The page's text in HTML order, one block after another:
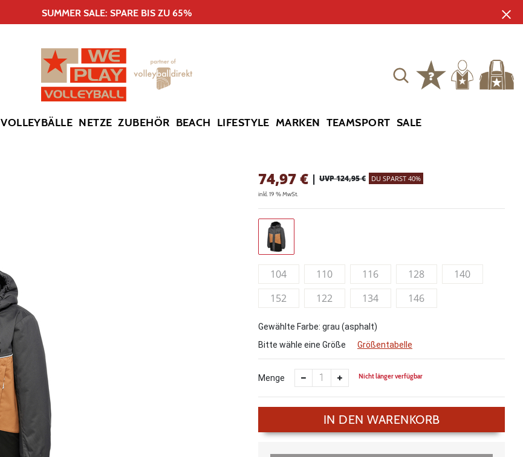
SUMMER SALE: SPARE BIS ZU 65%
VOLLEYBÄLLE NETZE ZUBEHÖR BEACH LIFESTYLE MARKEN TEAMSPORT SALE
74,97€ | UVP 124,95 € DU SPARST 40%
inkl. 19 % MwSt.
104 110 116 128
140
152
122 134 146
Gewählte Farbe: grau (asphalt)
Bitte wähle eine Größe
Größentabelle
Menge Nicht länger verfügbar
IN DEN WARENKORB